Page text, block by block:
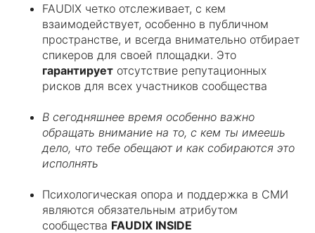
FAUDIX четко отслеживает, с кем
взаимодействует, особенно в публичном
пространстве, и всегда внимательно отбирает
спикеров для своей площадки. Это
гарантирует отсутствие репутационных
рисков для всех участников сообщества
В сегодняшнее время особенно важно
обращать внимание на то, с кем ты имеешь
дело, что тебе обещают и как собираются это
исполнять
Психологическая опора и поддержка в СМИ
являются обязательным атрибутом
сообщества FAUDIX INSIDE